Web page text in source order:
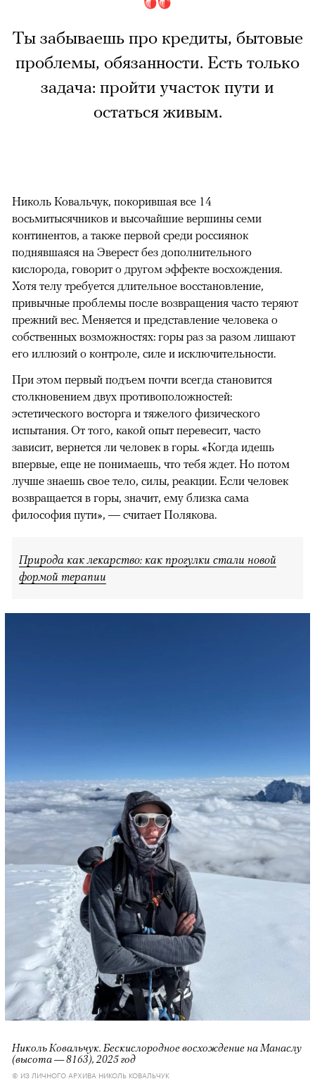
Ты забываешь про кредиты, бытовые
проблемы, обязанности. Есть только
задача: пройти участок пути и
остаться живым.
Николь Ковальчук, покорившая все 14
восьмитысячников и высочайшие вершины семи
континентов, а также первой среди россиянок
поднявшаяся на Эверест без дополнительного
кислорода, говорит о другом эффекте восхождения.
Хотя телу требуется длительное восстановление,
привычные проблемы после возвращения часто теряют
прежний вес. Меняется и представление человека о
собственных возможностях: горы раз за разом лишают
его иллюзий о контроле, силе и исключительности.
При этом первый подъем почти всегда становится
столкновением двух противоположностей:
эстетического восторга и тяжелого физического
испытания. От того, какой опыт перевесит, часто
зависит, вернется ли человек в горы. «Когда идешь
впервые, еще не понимаешь, что тебя ждет. Но потом
лучше знаешь свое тело, силы, реакции. Если человек
возвращается в горы, значит, ему близка сама
философия пути», — считает Полякова.
Природа как лекарство: как прогулки стали новой
формой терапии
Николь Ковальчук. Бескислородное восхождение на Манаслу
(высота — 8163), 2025 год
© ИЗ ЛИЧНОГО АРХИВА НИКОЛЬ КОВАЛЬЧУК